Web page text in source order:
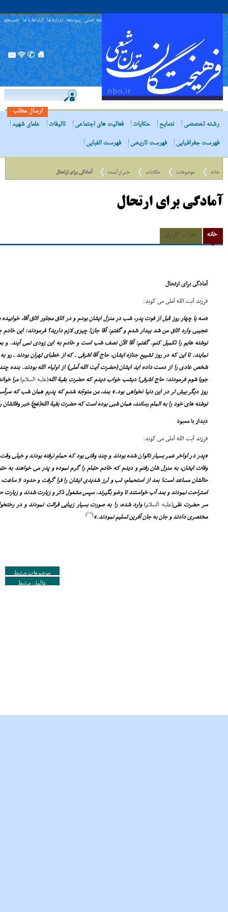
صفحه اصلی پیوندها درباره ما ارتباط با ما جستجو
ارسال مطلب
رشته تخصصی
نصایح حکایات فعالیت های اجتماعی تالیفات
علمای شهید
فهرست جغرافیایی
فهرست تاریخی فهرست الفبایی
خانه موضوعات حکایات خبر از آینده آمادگى براى ارتحال
آمادگى براى ارتحال
خانه نظرات کاربران
آمادگى براى ارتحال
فرزند آیت الله آملى مى گوید:
«سه یا چهار روز قبل از فوت پدر، شب در منزل ایشان بودم و در اتاق مجاور اتاق آقا،
عجیبى وارد اتاق من شد بیدار شدم و گفتم: آقا جان! چیزى لازم دارید؟ فرمودند: این
نوشته هایم را تکمیل کنم. گفتم: آقا الآن نصف شب است و خادم به این زودى نمى آیند. و بعد
نمایند. تا این که در روز تشییع جنازه ایشان، حاج آقا اشرفى ـ که از خطباى تهران بودند ـ
شخص عادى را از دست داده اید ایشان (حضرت آیت الله آملى) از اولیاء الله بودند. بنده
جویا شوم فرمودند: حاج اشرفى! دیشب خواب دیدم که حضرت بقیة الله(علیه السلام)مرا
روز دیگر بیش تر در این دنیا نخواهى بود.» بعد، من متوجّه شدم که پدرم همان شب که
نوشته هاى خود را به اتمام رسانند، همان شبى بوده است که حضرت بقیة الله(عج) خبر وفاتشان
دیدار با معبود
فرزند آیت الله آملى مى گوید:
«پدر در اواخر عمر بسیار ناتوان شده بودند و چند وقتى بود که حمام نرفته بودند و خیلى
وفات ایشان، به منزل شان رفتم و دیدم که خادم حمّام را گرم نموده و پدر مى خواهند به
حالشان مساعد
استراحت نمودند و بعد آب خواستند تا وضو بگیرند. سپس مشغول ذکر و زیارت شدند و زیارت
سر حضرت على(علیه السلام)وارد شده، را به صورت بسیار زیبایى قرائت نمودند و در
مختصرى دادند و جان به جان آفرین تسلیم نمودند.»(
[73]
)
موضوعات مرتبط
عالمان مرتبط